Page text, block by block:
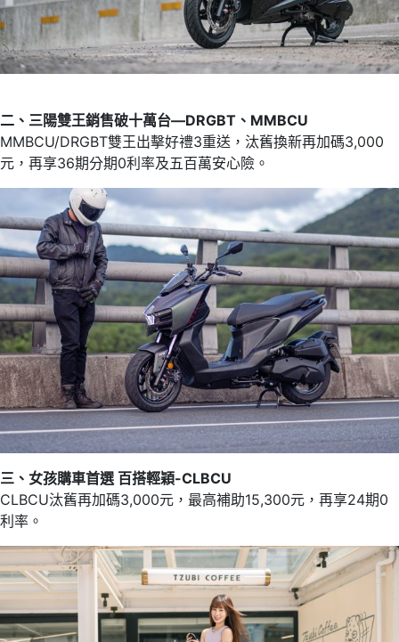
二、三陽雙王銷售破十萬台—DRGBT、MMBCU
MMBCU/DRGBT雙王出擊好禮3重送，汰舊換新再加碼3,000
元，再享36期分期0利率及五百萬安心險。
三、女孩購車首選 百搭輕穎-CLBCU
CLBCU汰舊再加碼3,000元，最高補助15,300元，再享24期0
利率。